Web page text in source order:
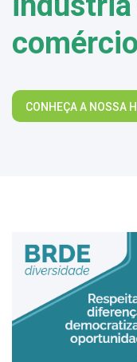
CONHEÇA A NOSSA